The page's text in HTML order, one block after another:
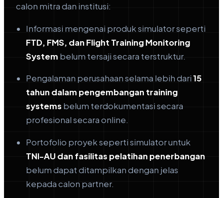
calon mitra dan institusi:
Informasi mengenai produk simulator seperti
FTD, FMS, dan Flight Training Monitoring
System belum tersaji secara terstruktur.
Pengalaman perusahaan selama lebih dari15
tahun dalam pengembangan training
systems belum terdokumentasi secara
profesional secara online.
Portofolio proyek seperti simulator untuk
TNI-AU dan fasilitas pelatihan penerbangan
belum dapat ditampilkan dengan jelas
kepada calon partner.